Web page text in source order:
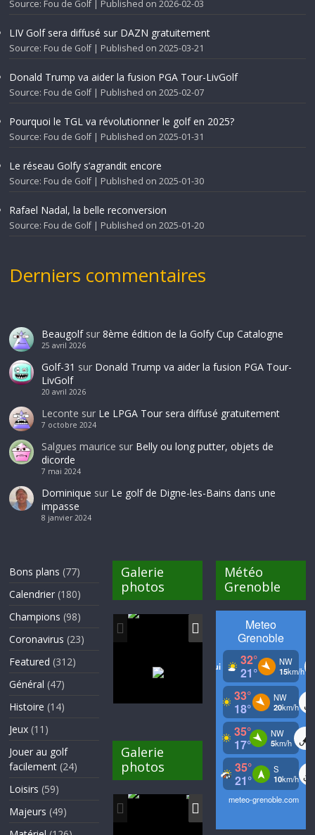
Source: Fou de Golf Published on 2026-02-03
LIV Golf sera diffusé sur DAZN gratuitement
Source: Fou de Golf Published on 2025-03-21
Donald Trump va aider la fusion PGA Tour-LivGolf
Source: Fou de Golf Published on 2025-02-07
Pourquoi le TGL va révolutionner le golf en 2025?
Source: Fou de Golf Published on 2025-01-31
Le réseau Golfy s’agrandit encore
Source: Fou de Golf Published on 2025-01-30
Rafael Nadal, la belle reconversion
Source: Fou de Golf Published on 2025-01-20
Derniers commentaires
Beaugolfsur 8ème édition de la Golfy Cup Catalogne
25 avril 2026
Golf-31 sur Donald Trump va aider la fusion PGA Tour-
LivGolf
20 avril 2026
Leconte sur Le LPGA Tour sera diffusé gratuitement
7 octobre 2024
Salgues maurice sur Belly ou long putter, objets de
dicorde
7 mai 2024
Dominique sur Le golf de Digne-les-Bains dans une
impasse
8 janvier 2024
Bons plans (77)
Calendrier (180)
Champions (98)
Coronavirus (23)
Featured (312)
Général (47)
Histoire (14)
Jeux (11)
Jouer au golf
facilement (24)
Loisirs (59)
Majeurs (49)
Galerie
photos
Galerie
photos
Météo
Grenoble